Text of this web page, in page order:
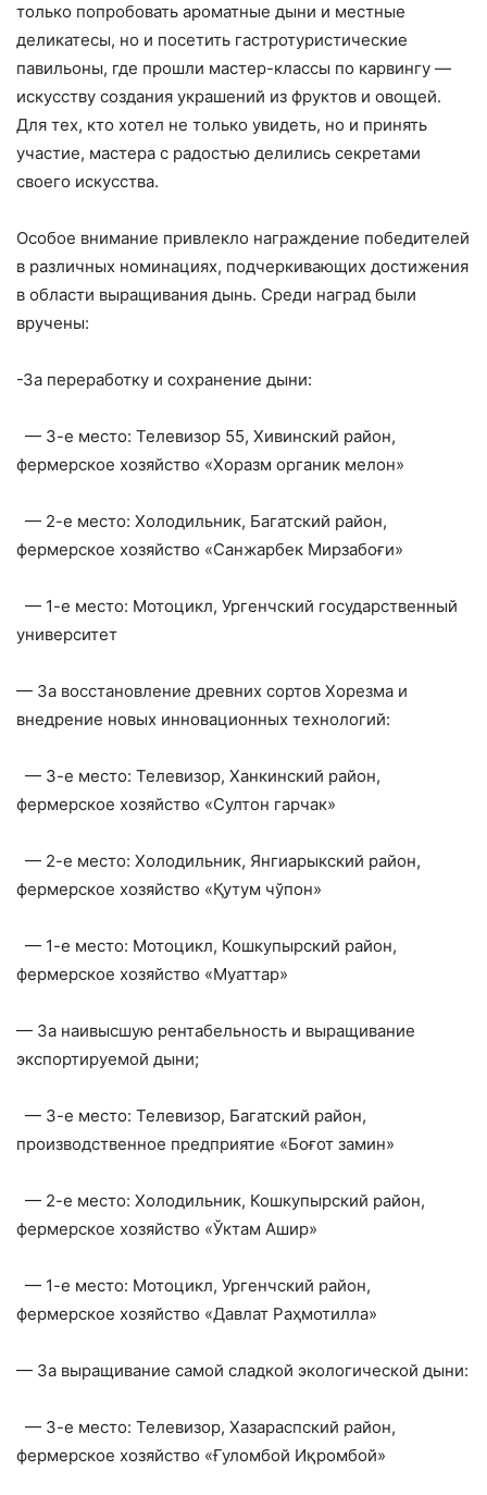
только попробовать ароматные дыни и местные
деликатесы, но и посетить гастротуристические
павильоны, где прошли мастер-классы по карвингу —
искусству создания украшений из фруктов и овощей.
Для тех, кто хотел не только увидеть, но и принять
участие, мастера с радостью делились секретами
своего искусства.
Особое внимание привлекло награждение победителей
в различных номинациях, подчеркивающих достижения
в области выращивания дынь. Среди наград были
вручены:
-За переработку и сохранение дыни:
— 3-е место: Телевизор 55, Хивинский район,
фермерское хозяйство «Хоразм органик мелон»
— 2-е место: Холодильник, Багатский район,
фермерское хозяйство «Санжарбек Мирзабоғи»
— 1-е место: Мотоцикл, Ургенчский государственный
университет
— За восстановление древних сортов Хорезма и
внедрение новых инновационных технологий:
— 3-е место: Телевизор, Ханкинский район,
фермерское хозяйство «Султон гарчак»
— 2-е место: Холодильник, Янгиарыкский район,
фермерское хозяйство «Қутум чўпон»
— 1-е место: Мотоцикл, Кошкупырский район,
фермерское хозяйство «Муаттар»
— За наивысшую рентабельность и выращивание
экспортируемой дыни;
— 3-е место: Телевизор, Багатский район,
производственное предприятие «Боғот замин»
— 2-е место: Холодильник, Кошкупырский район,
фермерское хозяйство «Ўктам Ашир»
— 1-е место: Мотоцикл, Ургенчский район,
фермерское хозяйство «Давлат Раҳмотилла»
— За выращивание самой сладкой экологической дыни:
— 3-е место: Телевизор, Хазараспский район,
фермерское хозяйство «Ғуломбой Иқромбой»